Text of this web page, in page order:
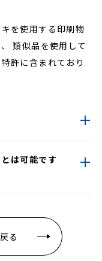
を使用する印刷物
類似品を使用して
許に含まれており
は可能です
る